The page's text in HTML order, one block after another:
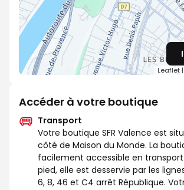
Leaflet
Accéder à votre boutique
Transport
Votre boutique SFR Valence est
côté de Maison du Monde. La
facilement accessible en
pied, elle est desservie par les
6, 8, 46 et C4 arrêt République.